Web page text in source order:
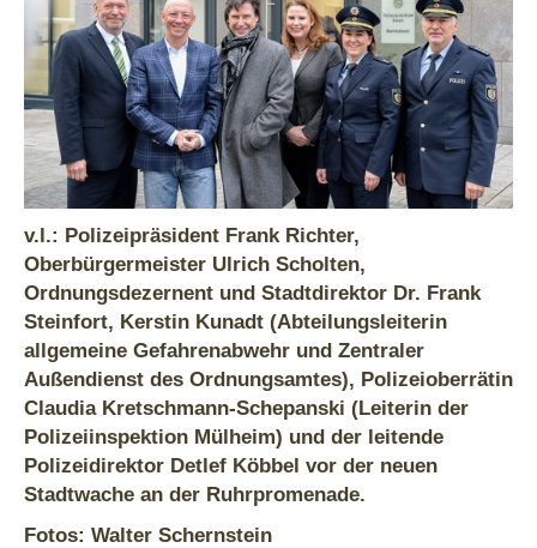
v.l.: Polizeipräsident Frank Richter,
Oberbürgermeister Ulrich Scholten,
Ordnungsdezernent und Stadtdirektor Dr. Frank
Steinfort, Kerstin Kunadt (Abteilungsleiterin
allgemeine Gefahrenabwehr und Zentraler
Außendienst des Ordnungsamtes), Polizeioberrätin
Claudia Kretschmann-Schepanski (Leiterin der
Polizeiinspektion Mülheim) und der leitende
Polizeidirektor Detlef Köbbel vor der neuen
Stadtwache an der Ruhrpromenade.
Fotos: Walter Schernstein